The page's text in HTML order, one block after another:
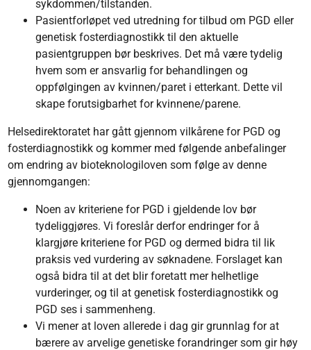
sykdommen/tilstanden.
Pasientforløpet ved utredning for tilbud om PGD eller
genetisk fosterdiagnostikk til den aktuelle
pasientgruppen bør beskrives. Det må være tydelig
hvem som er ansvarlig for behandlingen og
oppfølgingen av kvinnen/paret i etterkant. Dette vil
skape forutsigbarhet for kvinnene/parene.
Helsedirektoratet har gått gjennom vilkårene for PGD og
fosterdiagnostikk og kommer med følgende anbefalinger
om endring av bioteknologiloven som følge av denne
gjennomgangen:
Noen av kriteriene for PGD i gjeldende lov bør
tydeliggjøres. Vi foreslår derfor endringer for å
klargjøre kriteriene for PGD og dermed bidra til lik
praksis ved vurdering av søknadene. Forslaget kan
også bidra til at det blir foretatt mer helhetlige
vurderinger, og til at genetisk fosterdiagnostikk og
PGD ses i sammenheng.
Vi mener at loven allerede i dag gir grunnlag for at
bærere av arvelige genetiske forandringer som gir høy